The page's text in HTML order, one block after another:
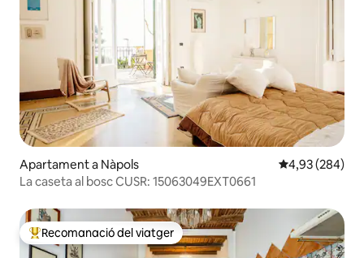
Apartament a Nàpols 4,93 de
4,93 (284)
La caseta al bosc CUSR: 15063049EXT0661
Principals recomanacions dels viatgers
Recomanació del viatger